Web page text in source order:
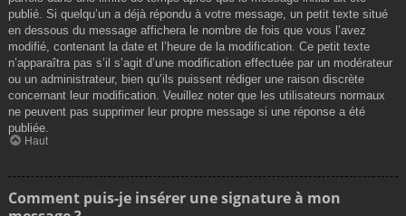
publié. Si quelqu’un a déjà répondu à votre message, un petit texte situé
en dessous du message affichera le nombre de fois que vous l’avez
modifié, contenant la date et l’heure de la modification. Ce petit texte
n’apparaîtra pas s’il s’agit d’une modification effectuée par un modérateur
ou un administrateur, bien qu’ils puissent rédiger une raison discrète
concernant leur modification. Veuillez noter que les utilisateurs normaux
ne peuvent pas supprimer leur propre message si une réponse a été
publiée.
Haut
Comment puis-je insérer une signature à mon